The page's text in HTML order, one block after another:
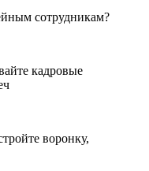
сотрудникам?
кадровые
воронку,